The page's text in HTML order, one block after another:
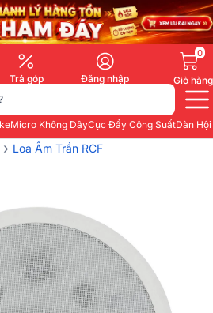
Trả góp Đăng nhập
0
Giỏ hàng
Micro Không DâyCục Đẩy Công SuấtDàn
› Loa Âm Trần RCF